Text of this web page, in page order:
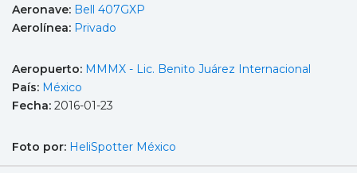
Aeronave: Bell 407GXP
Aerolínea: Privado
Aeropuerto: MMMX - Lic. Benito Juárez Internacional
País: México
Fecha: 2016-01-23
Foto por: HeliSpotter México